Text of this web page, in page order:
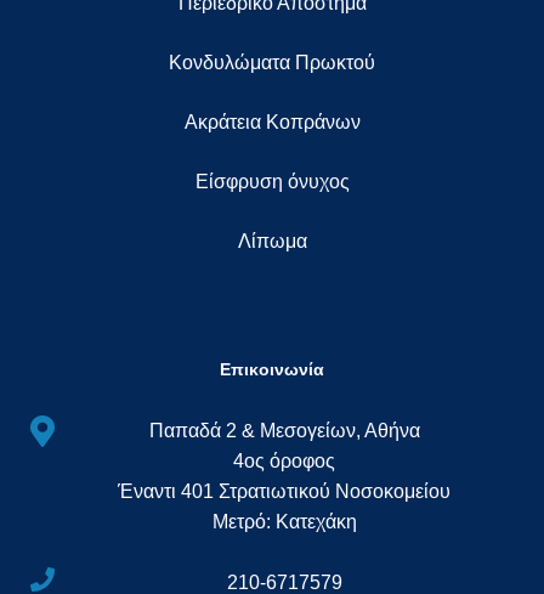
Κονδυλώματα Πρωκτού
Ακράτεια Κοπράνων
Eίσφρυση όνυχος
Λίπωμα
Επικοινωνία
Παπαδά 2 & Μεσογείων, Αθήνα
4ος όροφος
Έναντι 401 Στρατιωτικού Νοσοκομείου
Μετρό: Κατεχάκη
210-6717579